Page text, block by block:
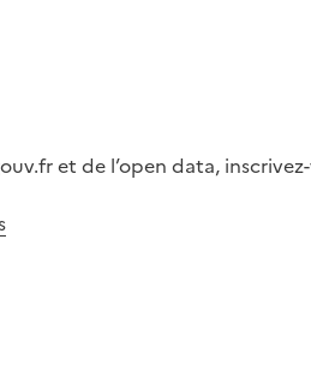
et de l’open data,